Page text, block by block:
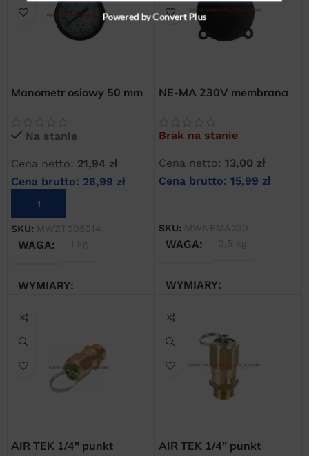
Manometr osiowy 50 mm
Na stanie
Cena netto: 21,94 zł
Cena brutto: 26,99 zł
DODAJ DO KOSZYKA
SKU: MWZT005014
WAGA 1 kg
WYMIARY
10 × 10 × 10 cm
NE-MA 230V membrana
Brak na stanie
Cena netto: 13,00 zł
Cena brutto: 15,99 zł
SKU: MWNEMA230
WAGA 0,5 kg
WYMIARY
20 × 20 × 20 cm
AIR TEK 1/4″ punkt
AIR TEK 1/4″ punkt
Powered by Convert Plus